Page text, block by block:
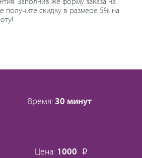
Заполнив же форму заказа на
получите скидку в размере 5% на
Время: 30 минут
Цена: 1000 Р